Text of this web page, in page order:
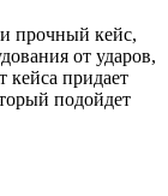
прочный кейс,
от ударов,
придает
подойдет